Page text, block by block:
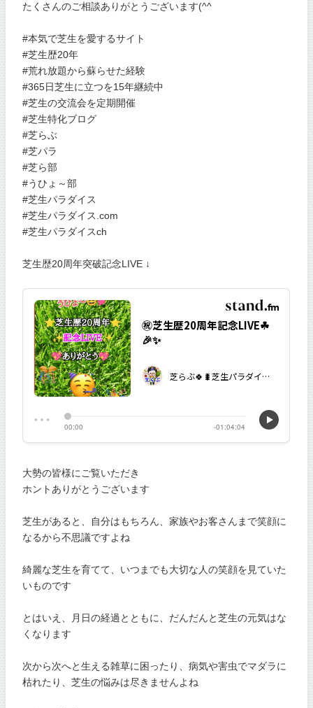
たくさんのご相談ありがとうございます(^^
#本気で芝生を愛するサイト
#芝生歴20年
#荒れ放題から蘇らせた経験
#365日芝生に立つを15年継続中
#芝生の交流会を定期開催
#芝生特化ブログ
#芝らぶ
#芝パラ
#芝ら部
#うひょ～部
#芝生パラダイス
#芝生パラダイス.com
#芝生パラダイスch
芝生歴20周年突破記念LIVE ↓
大勢の皆様にご覧いただき
ホントありがとうございます
芝生があると、自分はもちろん、家族やお客さんまで笑顔に
なるから不思議ですよね
綺麗な芝生を育てて、いつまでも大切な人の笑顔を見ていた
いものです
とはいえ、月日の経過とともに、だんだんと芝生の元気はな
くなります
次から次へと生える雑草に困ったり、病気や害虫でマダラに
枯れたり、芝生の悩みは尽きませんよね